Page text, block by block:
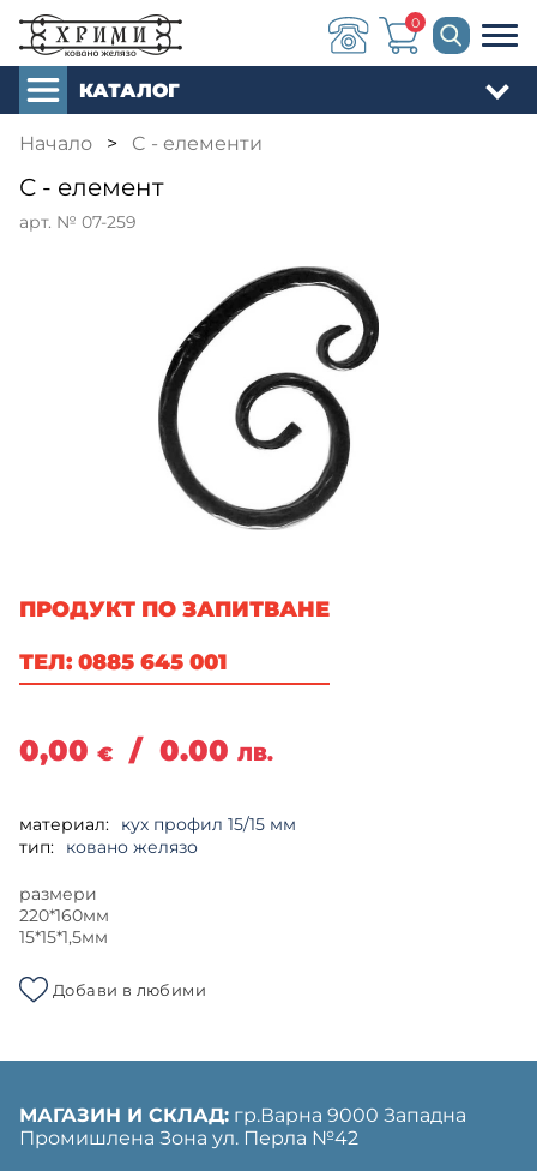
0
КАТАЛОГ
Начало > C - елементи
С - елемент
арт. № 07-259
ПРОДУКТ ПО ЗАПИТВАНЕ
ТЕЛ: 0885 645 001
0,00 € / 0.00 ЛВ.
материал:
кух профил 15/15 мм
тип:
ковано желязо
размери
220*160мм
15*15*1,5мм
Добави в любими
МАГАЗИН И СКЛАД: гр.Варна 9000 Западна
Промишлена Зона ул. Перла №42